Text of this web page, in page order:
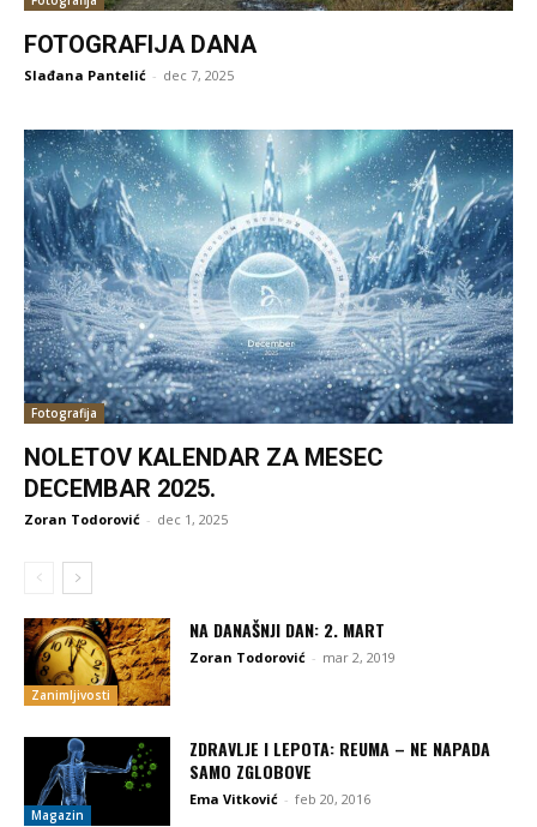
FOTOGRAFIJA DANA
Slađana Pantelić - dec 7, 2025
Fotografija
NOLETOV KALENDAR ZA MESEC
DECEMBAR 2025.
Zoran Todorović - dec 1, 2025
Zanimljivosti
NA DANAŠNJI DAN: 2. MART
Zoran Todorović - mar 2, 2019
Magazin
ZDRAVLJE I LEPOTA: REUMA – NE NAPADA
SAMO ZGLOBOVE
Ema Vitković - feb 20, 2016